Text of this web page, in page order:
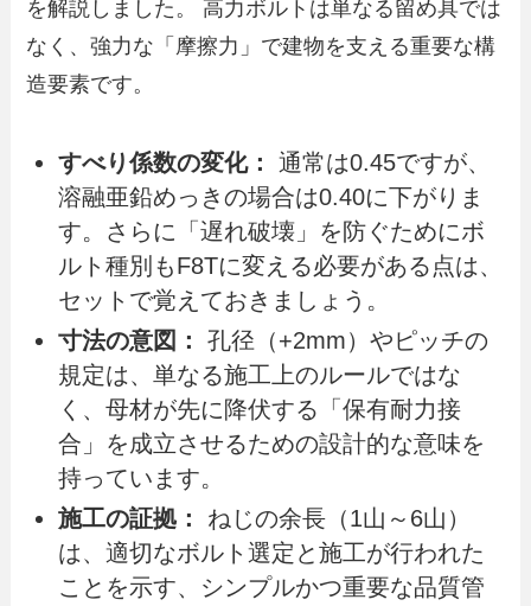
を解説しました。 高力ボルトは単なる留め具では
なく、強力な「摩擦力」で建物を支える重要な構
造要素です。
すべり係数の変化：
通常は0.45ですが、
溶融亜鉛めっきの場合は0.40に下がりま
す。さらに「遅れ破壊」を防ぐためにボ
ルト種別もF8Tに変える必要がある点は、
セットで覚えておきましょう。
寸法の意図：
孔径（+2mm）やピッチの
規定は、単なる施工上のルールではな
く、母材が先に降伏する「保有耐力接
合」を成立させるための設計的な意味を
持っています。
施工の証拠：
ねじの余長（1山～6山）
は、適切なボルト選定と施工が行われた
ことを示す、シンプルかつ重要な品質管